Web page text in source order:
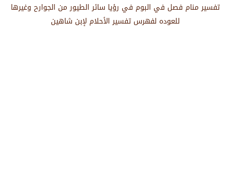
تفسير منام فصل في البوم في رؤيا سائر الطيور من الجوارح وغيرها
للعوده لفهرس تفسير الأحلام لإبن شاهين